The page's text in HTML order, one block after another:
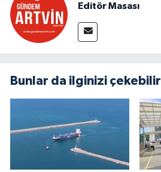
Editör Masası
Bunlar da ilginizi çekebilir